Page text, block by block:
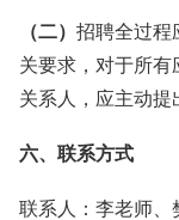
（二） 招聘全过程
关要求，对于所有
关系人，应主动提
六、联系方式
联系人：李老师、